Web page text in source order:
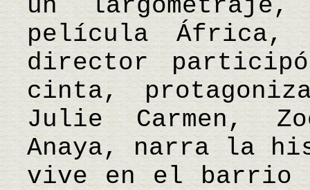
un
película África,
director participó
cinta,
Julie Carmen,
Anaya, narra la
vive en el barrio